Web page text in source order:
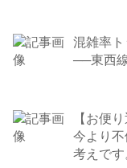
混雑率
──東西
【お便
今より
考えです